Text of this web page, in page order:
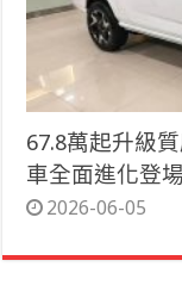
67.8萬起升級
車全面進化登場
2026-06-05